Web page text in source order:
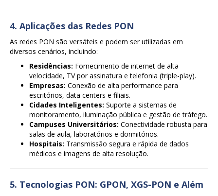
4. Aplicações das Redes PON
As redes PON são versáteis e podem ser utilizadas em
diversos cenários, incluindo:
Residências: Fornecimento de internet de alta
velocidade, TV por assinatura e telefonia (triple-play).
Empresas: Conexão de alta performance para
escritórios, data centers e filiais.
Cidades Inteligentes: Suporte a sistemas de
monitoramento, iluminação pública e gestão de tráfego.
Campuses Universitários: Conectividade robusta para
salas de aula, laboratórios e dormitórios.
Hospitais: Transmissão segura e rápida de dados
médicos e imagens de alta resolução.
5. Tecnologias PON: GPON, XGS-PON e Além